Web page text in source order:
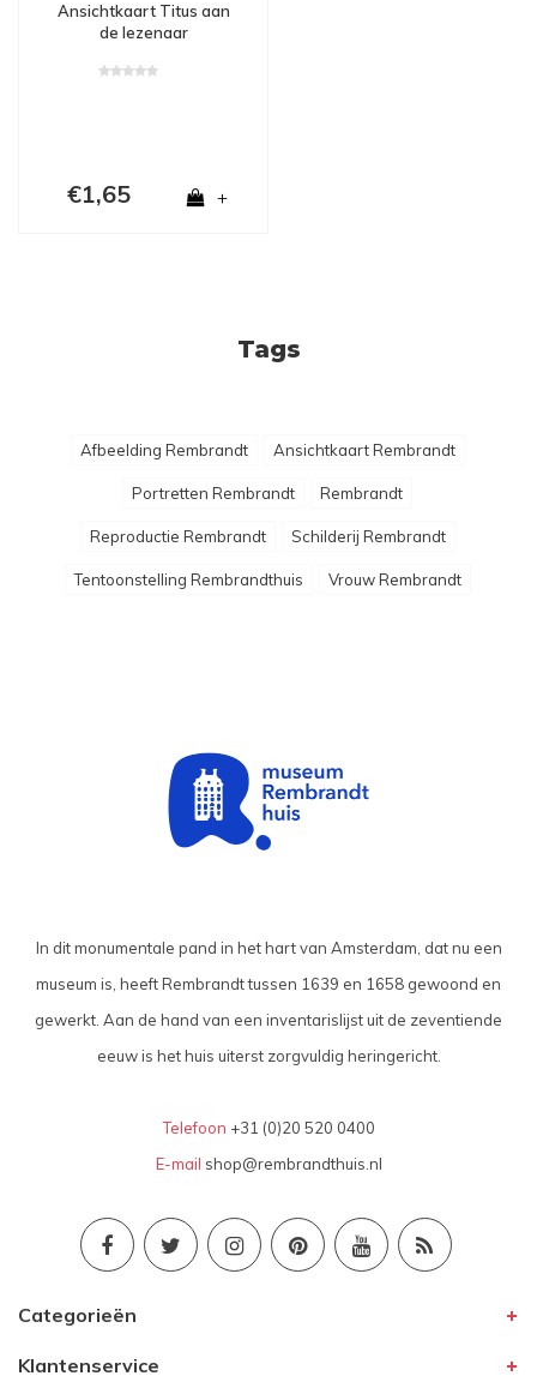
Ansichtkaart Titus aan
de lezenaar
€1,65 +
Tags
Afbeelding Rembrandt Ansichtkaart Rembrandt
Portretten Rembrandt Rembrandt
Reproductie Rembrandt Schilderij Rembrandt
Tentoonstelling Rembrandthuis Vrouw Rembrandt
In dit monumentale pand in het hart van Amsterdam, dat nu een
museum is, heeft Rembrandt tussen 1639 en 1658 gewoond en
gewerkt. Aan de hand van een inventarislijst uit de zeventiende
eeuw is het huis uiterst zorgvuldig heringericht.
Telefoon +31 (0)20 520 0400
E-mail shop@rembrandthuis.nl
Categorieën
Klantenservice